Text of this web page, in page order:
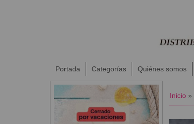
Portada Categorías Quiénes somos
Inicio »